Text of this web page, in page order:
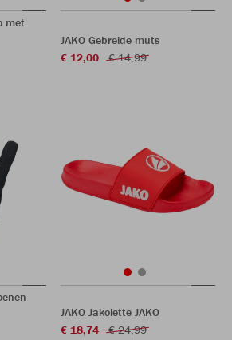
met
JAKO Gebreide muts
€ 12,00
€ 14,99
JAKO Jakolette JAKO
€ 18,74
€ 24,99